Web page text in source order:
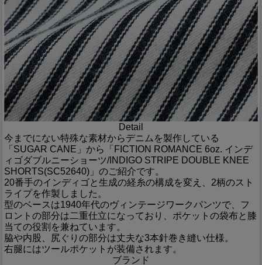
Detail
今までにない特殊な素材からデニムを製作している
「SUGAR CANE」から「FICTION ROMANCE 6oz. インデ
ィゴダブルニーショーツ/INDIGO STRIPE DOUBLE KNEE
SHORTS(SC52640)」のご紹介です。
20番手のインディゴと生成の経糸の構成を変え、2柄のスト
ライプを作製しました。
型のベースは1940年代のヴィンテージワークパンツで、フ
ロントの部分は二重仕立になっており、ポケットの袋布と膝
当ての役割を兼ねています。
脇や内股、尻ぐりの部分は丈夫な3本針巻き縫い仕様。
右腿にはツールポケットが装備されます。
ブランド